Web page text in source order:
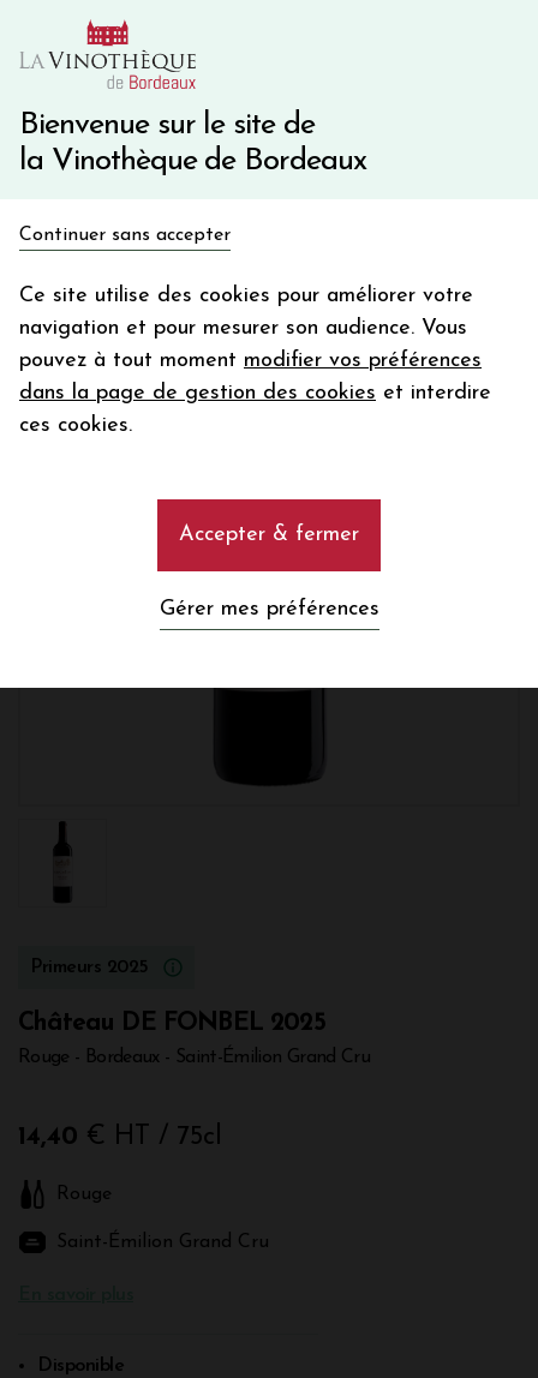
Bienvenue sur le site de
la Vinothèque de Bordeaux
Continuer sans accepter
Ce site utilise des cookies pour améliorer votre
navigation et pour mesurer son audience. Vous
pouvez à tout moment modifier vos préférences
dans la page de gestion des cookies et interdire
ces cookies.
Accepter & fermer
Gérer mes préférences
10€ de remise immédiate sur votre première commande
Une question ?
Primeurs 2025
Château DE FONBEL 2025
Rouge - Bordeaux - Saint-Émilion Grand Cru
14,40 € HT / 75cl
Rouge
Saint-Émilion Grand Cru
Disponible
en bon d'achat
Votre
email
En m’abonnant, j’accepte de recevoir la newsletter de la